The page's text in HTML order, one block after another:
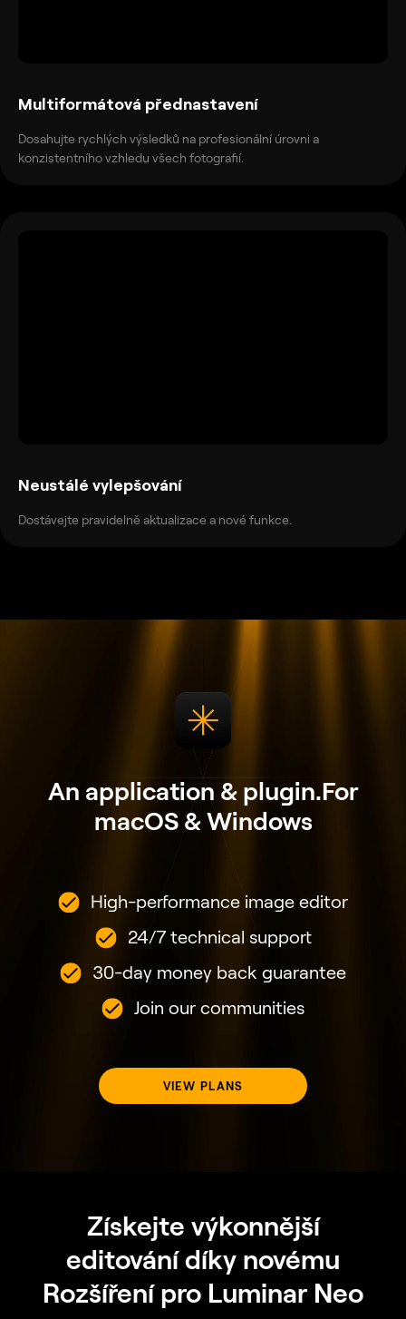
Multiformátová přednastavení
Dosahujte rychlých výsledků na profesionální úrovni a
konzistentního vzhledu všech fotografií.
Neustálé vylepšování
Dostávejte pravidelně aktualizace a nové funkce.
An application & plugin.For
macOS & Windows
High-performance image editor
24/7 technical support
30-day money back guarantee
Join our communities
VIEW PLANS
Získejte výkonnější
editování díky novému
Rozšíření pro Luminar Neo